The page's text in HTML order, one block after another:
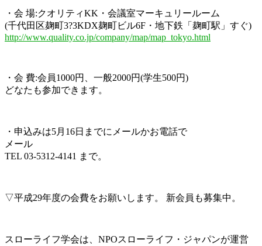
・会 場:クオリティKK・会議室マーキュリールーム
(千代田区麹町3?3KDX麹町ビル6F・地下鉄「麹町駅」すぐ)
http://www.quality.co.jp/company/map/map_tokyo.html
・会 費:会員1000円、一般2000円(学生500円)
どなたも参加できます。
・申込みは5月16日までにメールかお電話で
メール
TEL 03-5312-4141 まで。
▽平成29年度の会費をお願いします。 新会員も募集中。
スローライフ学会は、NPOスローライフ・ジャパンが運営